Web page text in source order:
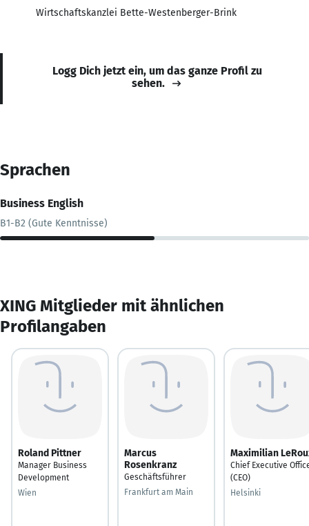
Wirtschaftskanzlei Bette-Westenberger-Brink
Logg Dich jetzt ein, um das ganze Profil zu
sehen.
Sprachen
Business English
B1-B2 (Gute Kenntnisse)
XING Mitglieder mit ähnlichen
Profilangaben
Roland Pittner
Manager Business
Development
Wien
Marcus
Rosenkranz
Geschäftsführer
Frankfurt am Main
Maximilian
Chief Executive
(CEO)
Helsinki